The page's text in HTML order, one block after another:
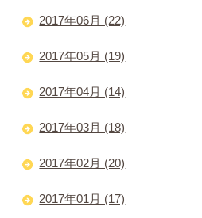
2017年06月 (22)
2017年05月 (19)
2017年04月 (14)
2017年03月 (18)
2017年02月 (20)
2017年01月 (17)